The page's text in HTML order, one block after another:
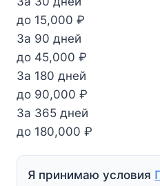
до 15,000 ₽
За 90 дней
до 45,000 ₽
За 180 дней
до 90,000 ₽
За 365 дней
до 180,000 ₽
Я принимаю условия